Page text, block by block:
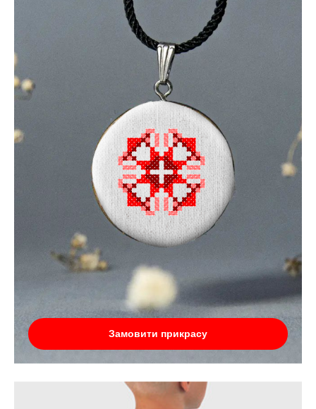
Замовити прикрасу